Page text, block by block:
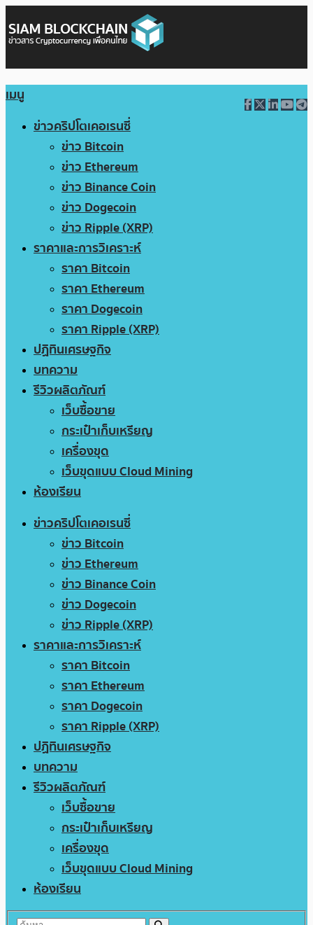
เมนู
ข่าวคริปโตเคอเรนซี่
ข่าว Bitcoin
ข่าว Ethereum
ข่าว Binance Coin
ข่าว Dogecoin
ข่าว Ripple (XRP)
ราคาและการวิเคราะห์
ราคา Bitcoin
ราคา Ethereum
ราคา Dogecoin
ราคา Ripple (XRP)
ปฏิทินเศรษฐกิจ
บทความ
รีวิวผลิตภัณฑ์
เว็บซื้อขาย
กระเป๋าเก็บเหรียญ
เครื่องขุด
เว็บขุดแบบ Cloud Mining
ห้องเรียน
ข่าวคริปโตเคอเรนซี่
ข่าว Bitcoin
ข่าว Ethereum
ข่าว Binance Coin
ข่าว Dogecoin
ข่าว Ripple (XRP)
ราคาและการวิเคราะห์
ราคา Bitcoin
ราคา Ethereum
ราคา Dogecoin
ราคา Ripple (XRP)
ปฏิทินเศรษฐกิจ
บทความ
รีวิวผลิตภัณฑ์
เว็บซื้อขาย
กระเป๋าเก็บเหรียญ
เครื่องขุด
เว็บขุดแบบ Cloud Mining
ห้องเรียน